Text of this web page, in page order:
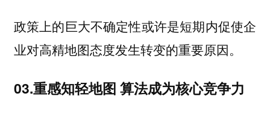
政策上的巨大不确定性或许是短期内促使企
业对高精地图态度发生转变的重要原因。
03.重感知轻地图 算法成为核心竞争力